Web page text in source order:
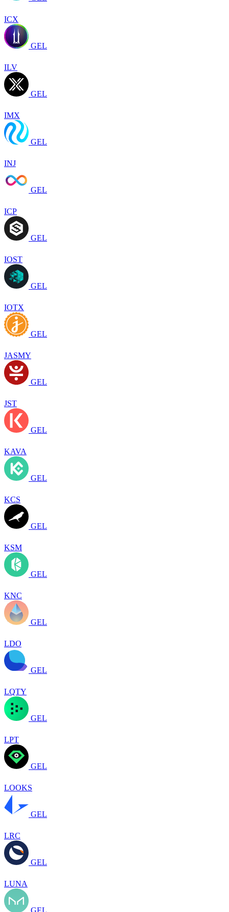
ICX
GEL
ILV
GEL
IMX
GEL
INJ
GEL
ICP
GEL
IOST
GEL
IOTX
GEL
JASMY
GEL
JST
GEL
KAVA
GEL
KCS
GEL
KSM
GEL
KNC
GEL
LDO
GEL
LQTY
GEL
LPT
GEL
LOOKS
GEL
LRC
GEL
LUNA
GEL